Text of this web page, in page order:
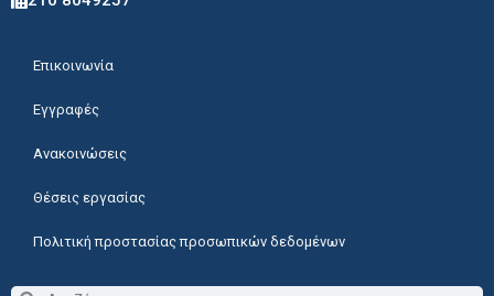
Επικοινωνία
Εγγραφές
Ανακοινώσεις
Θέσεις εργασίας
Πολιτική προστασίας προσωπικών δεδομένων